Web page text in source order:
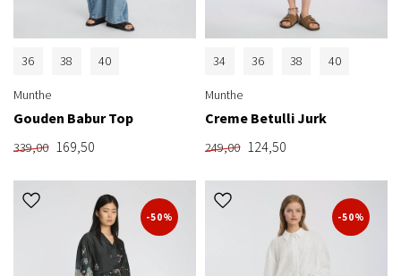
36 38 40
Munthe
Gouden Babur Top
339,00 169,50
34 36 38 40
Munthe
Creme Betulli Jurk
249,00 124,50
-50% -50%